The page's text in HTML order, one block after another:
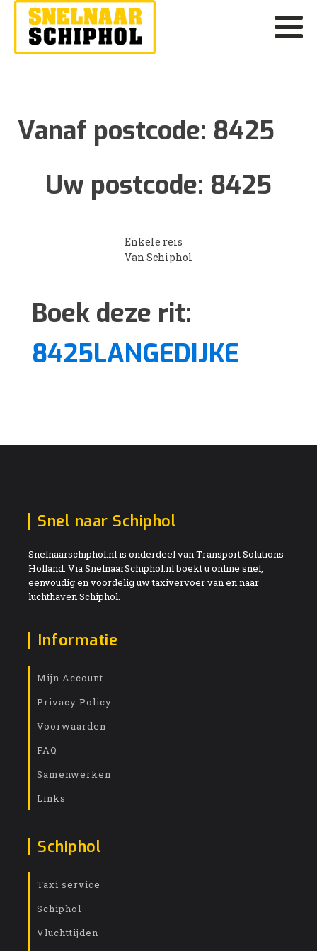
Vanaf postcode: 8425
Uw postcode: 8425
Enkele reis
Van Schiphol
Boek deze rit:
8425LANGEDIJKE
Snel naar Schiphol
Snelnaarschiphol.nl is onderdeel van Transport Solutions
Holland. Via SnelnaarSchiphol.nl boekt u online snel,
eenvoudig en voordelig uw taxivervoer van en naar
luchthaven Schiphol.
Informatie
Mijn Account
Privacy Policy
Voorwaarden
FAQ
Samenwerken
Links
Schiphol
Taxi service
Schiphol
Vluchttijden